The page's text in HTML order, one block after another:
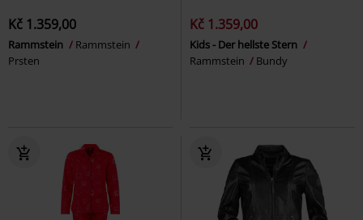
Kč 1.359,00
Rammstein
Rammstein
Prsten
Kč 1.359,00
Kids - Der hellste Stern
Rammstein
Bundy